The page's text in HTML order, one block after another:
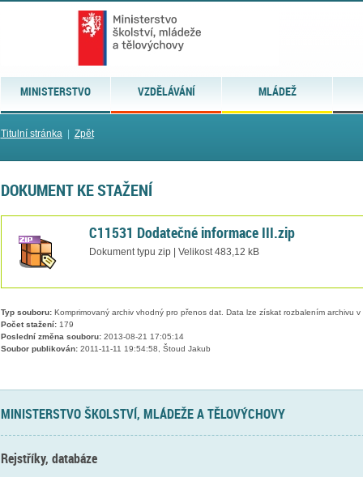
MINISTERSTVO VZDĚLÁVÁNÍ MLÁDEŽ
Titulní stránka| Zpět
DOKUMENT KE STAŽENÍ
C11531 Dodatečné informace III.zip
Dokument typu zip | Velikost 483,12 kB
Typ souboru:Komprimovaný archiv vhodný pro přenos dat. Data lze získat rozbalením archivu
Počet stažení:179
Poslední změna souboru:2013-08-21 17:05:14
Soubor publikován:2011-11-11 19:54:58, Štoud Jakub
MINISTERSTVO ŠKOLSTVÍ, MLÁDEŽE A TĚLOVÝCHOVY
Rejstříky, databáze